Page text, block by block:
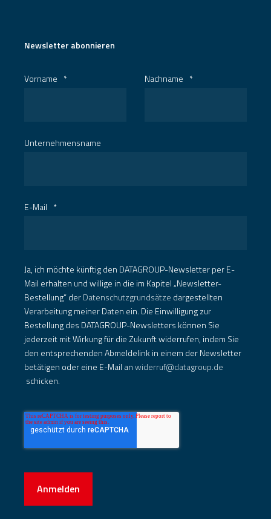
Newsletter abonnieren
Vorname * Nachname *
Unternehmensname
E-Mail *
Ja, ich möchte künftig den DATAGROUP-Newsletter per E-
Mail erhalten und willige in die im Kapitel „Newsletter-
Bestellung“ derDatenschutzgrundsätze dargestellten
Verarbeitung meiner Daten ein. Die Einwilligung zur
Bestellung des DATAGROUP-Newsletters können Sie
jederzeit mit Wirkung für die Zukunft widerrufen, indem Sie
den entsprechenden Abmeldelink in einem der Newsletter
betätigen oder eine E-Mail anwiderruf@datagroup.de
schicken.
Anmelden